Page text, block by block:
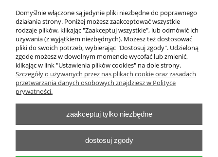
do koszyka
O nas
Pomoc
Moje konto
Domyślnie włączone są jedynie pliki niezbędne do poprawnego
działania strony. Poniżej możesz zaakceptować wszystkie
rodzaje plików, klikając "Zaakceptuj wszystkie", lub odmówić ich
używania (z wyjątkiem niezbędnych). Możesz też dostosować
pliki do swoich potrzeb, wybierając "Dostosuj zgody". Udzieloną
zgodę możesz w dowolnym momencie wycofać lub zmienić,
klikając w link "Ustawienia plików cookies" na dole strony.
Szczegóły o używanych przez nas plikach cookie oraz zasadach
przetwarzania danych osobowych znajdziesz w Polityce
prywatności.
zaakceptuj tylko niezbędne
dostosuj zgody